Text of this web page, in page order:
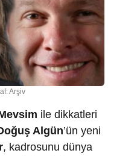
Arşiv
ile dikkatleri
Algün’ün yeni
, kadrosunu dünya